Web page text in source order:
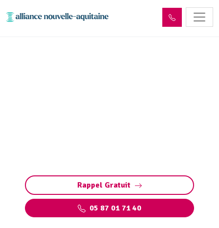
Rappel Gratuit
05 87 01 71 40